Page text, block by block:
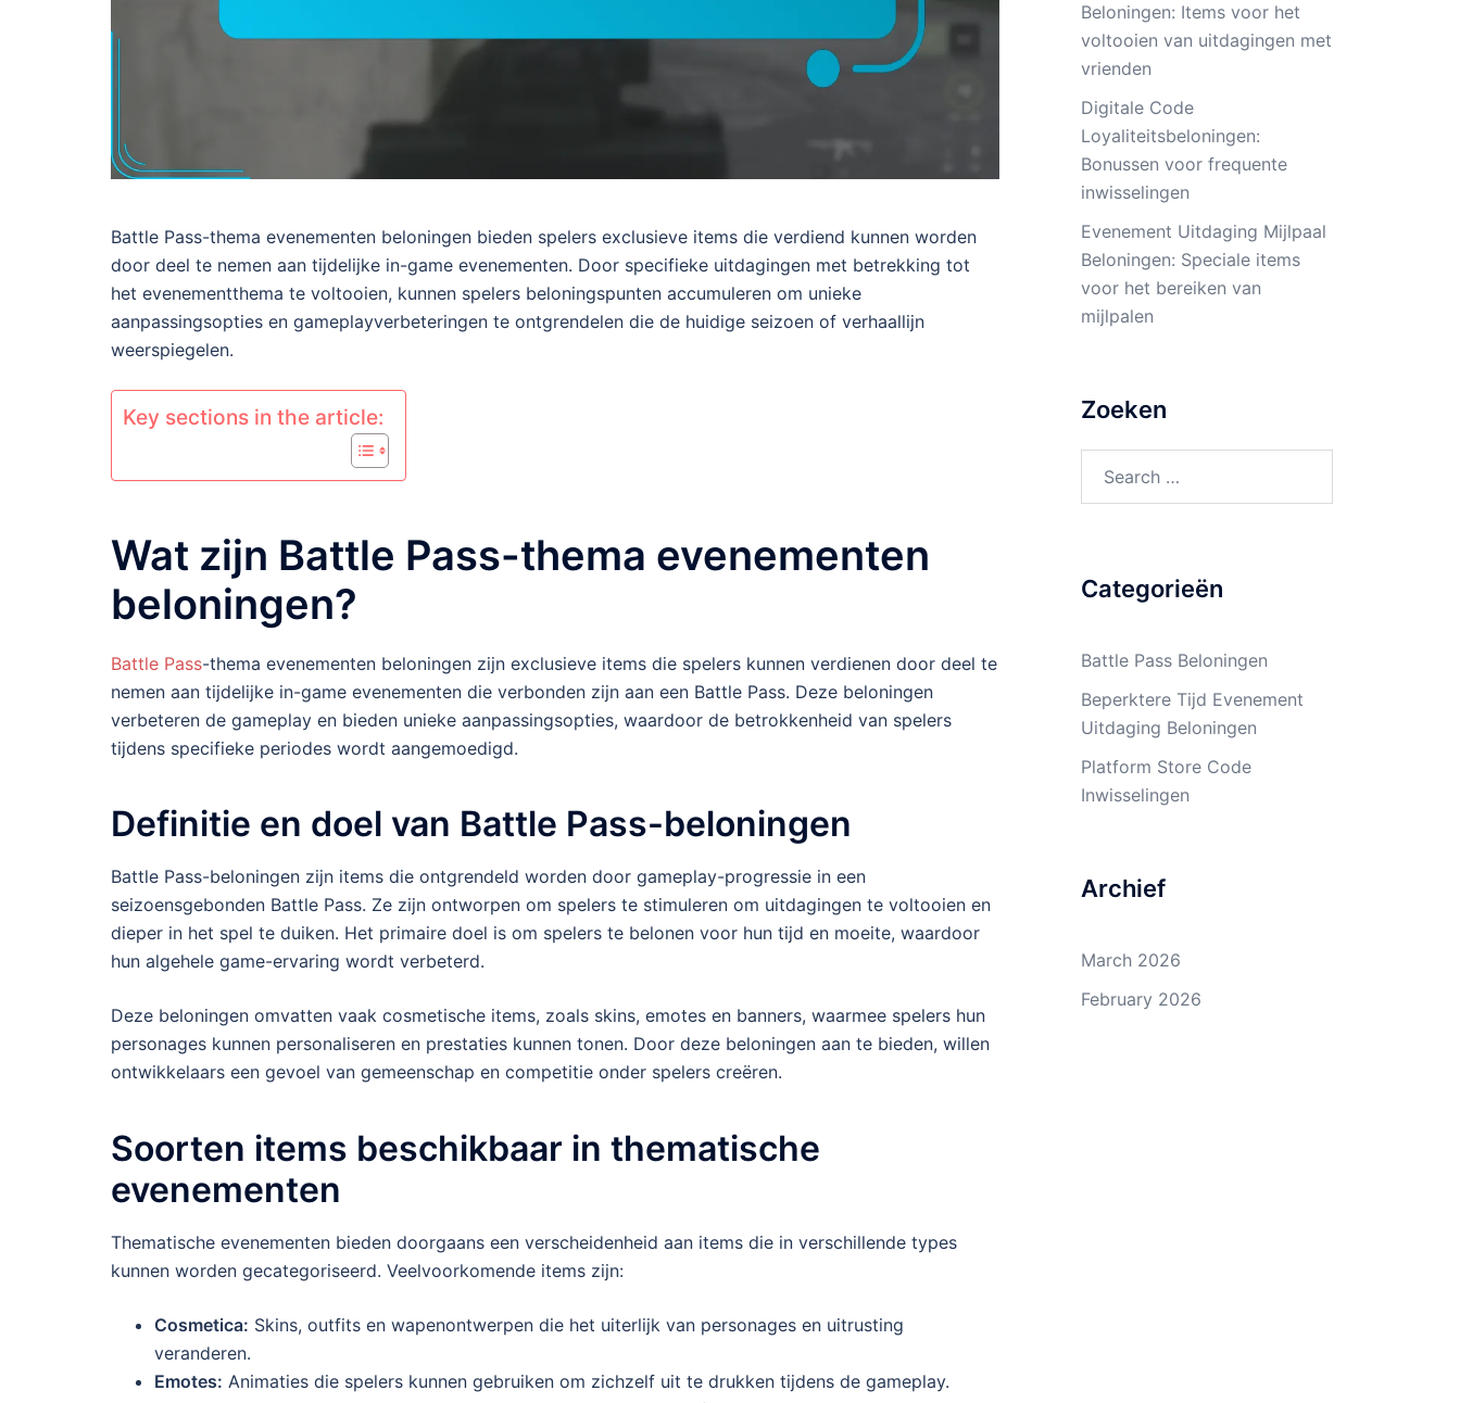
Battle Pass-thema evenementen beloningen bieden spelers exclusieve items die verdiend kunnen worden
door deel te nemen aan tijdelijke in-game evenementen. Door specifieke uitdagingen met betrekking tot
het evenementthema te voltooien, kunnen spelers beloningspunten accumuleren om unieke
aanpassingsopties en gameplayverbeteringen te ontgrendelen die de huidige seizoen of verhaallijn
weerspiegelen.
Key sections in the article:
Wat zijn Battle Pass-thema evenementen
beloningen?
Battle Pass-thema evenementen beloningen zijn exclusieve items die spelers kunnen verdienen door deel te
nemen aan tijdelijke in-game evenementen die verbonden zijn aan een Battle Pass. Deze beloningen
verbeteren de gameplay en bieden unieke aanpassingsopties, waardoor de betrokkenheid van spelers
tijdens specifieke periodes wordt aangemoedigd.
Definitie en doel van Battle Pass-beloningen
Battle Pass-beloningen zijn items die ontgrendeld worden door gameplay-progressie in een
seizoensgebonden Battle Pass. Ze zijn ontworpen om spelers te stimuleren om uitdagingen te voltooien en
dieper in het spel te duiken. Het primaire doel is om spelers te belonen voor hun tijd en moeite, waardoor
hun algehele game-ervaring wordt verbeterd.
Deze beloningen omvatten vaak cosmetische items, zoals skins, emotes en banners, waarmee spelers hun
personages kunnen personaliseren en prestaties kunnen tonen. Door deze beloningen aan te bieden, willen
ontwikkelaars een gevoel van gemeenschap en competitie onder spelers creëren.
Soorten items beschikbaar in thematische
evenementen
Thematische evenementen bieden doorgaans een verscheidenheid aan items die in verschillende types
kunnen worden gecategoriseerd. Veelvoorkomende items zijn:
Cosmetica: Skins, outfits en wapenontwerpen die het uiterlijk van personages en uitrusting
veranderen.
Emotes: Animaties die spelers kunnen gebruiken om zichzelf uit te drukken tijdens de gameplay.
Beloningen: Items voor het
voltooien van uitdagingen met
vrienden
Digitale Code
Loyaliteitsbeloningen:
Bonussen voor frequente
inwisselingen
Evenement Uitdaging Mijlpaal
Beloningen: Speciale items
voor het bereiken van
mijlpalen
Zoeken
Categorieën
Battle Pass Beloningen
Beperktere Tijd Evenement
Uitdaging Beloningen
Platform Store Code
Inwisselingen
Archief
March 2026
February 2026